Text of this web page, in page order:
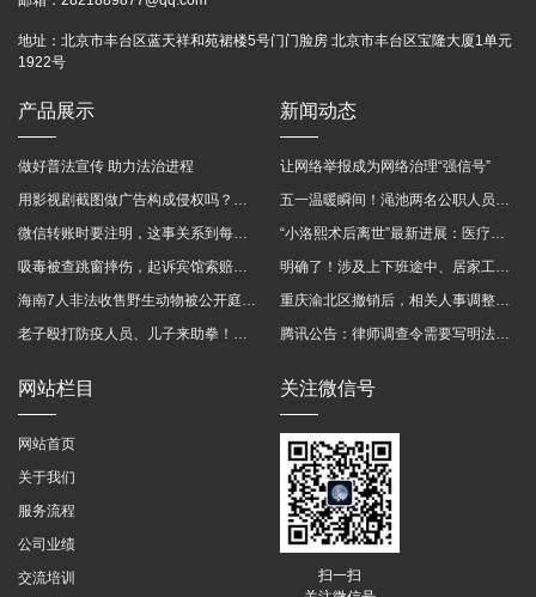
地址： 北京市丰台区蓝天祥和苑裙楼5号门门脸房 北京市丰台区宝隆大厦1单元
1922号
产品展示
做好普法宣传 助力法治进程
用影视剧截图做广告构成侵权吗？法院这样判
微信转账时要注明，这事关系到每个人……
吸毒被查跳窗摔伤，起诉宾馆索赔，法院这样判！
海南7人非法收售野生动物被公开庭审 涉案金额2100多万
老子殴打防疫人员、儿子来助拳！均被判刑
新闻动态
让网络举报成为网络治理“强信号”
五一温暖瞬间！渑池两名公职人员，路遇车祸挺身而出
“小洛熙术后离世”最新进展：医疗事故鉴定已启动
明确了！涉及上下班途中、居家工作等，这些情形可认定工伤→
重庆渝北区撤销后，相关人事调整再披露
腾讯公告：律师调查令需要写明法官手机号，2025年12月31日后施行
网站栏目
网站首页
关于我们
服务流程
公司业绩
交流培训
关注微信号
扫一扫